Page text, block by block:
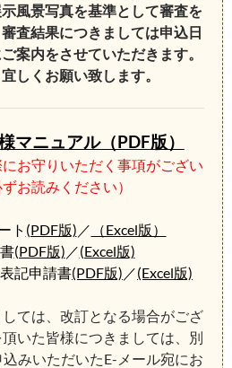
風景写真を基準として審査を
査結果につきましては申込日
案内をさせていただきます。
しくお願い致します。
マニュアル（PDF版）
にお守りいただく事項がござい
お読みください）
ト (PDF版) ／ （Excel版）
(PDF版) ／(Excel版)
記申請書(PDF版) ／(Excel版)
ては、改訂となる場合がござ
いた皆様につきましては、別
みいただいたE-メール宛にお